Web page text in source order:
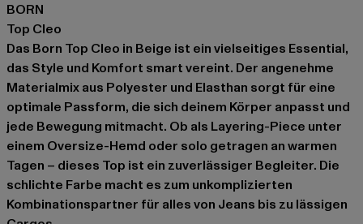
BORN
Top Cleo
Das Born Top Cleo in Beige ist ein vielseitiges Essential,
das Style und Komfort smart vereint. Der angenehme
Materialmix aus Polyester und Elasthan sorgt für eine
optimale Passform, die sich deinem Körper anpasst und
jede Bewegung mitmacht. Ob als Layering-Piece unter
einem Oversize-Hemd oder solo getragen an warmen
Tagen – dieses Top ist ein zuverlässiger Begleiter. Die
schlichte Farbe macht es zum unkomplizierten
Kombinationspartner für alles von Jeans bis zu lässigen